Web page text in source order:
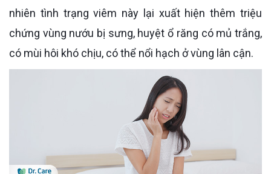
nhiên tình trạng viêm này lại xuất hiện thêm triệu
chứng vùng nướu bị sưng, huyệt ổ răng có mủ trắng,
có mùi hôi khó chịu, có thể nổi hạch ở vùng lân cận.